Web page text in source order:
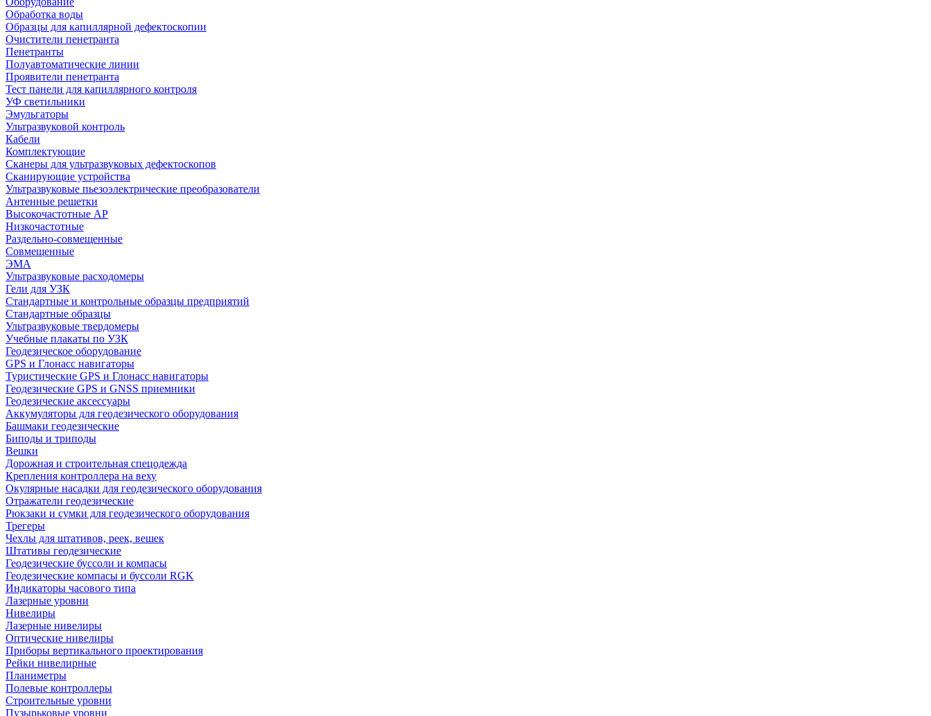
Обработка воды
Образцы для капиллярной дефектоскопии
Очистители пенетранта
Пенетранты
Полуавтоматические линии
Проявители пенетранта
Тест панели для капиллярного контроля
УФ светильники
Эмульгаторы
Ультразвуковой контроль
Кабели
Комплектующие
Сканеры для ультразвуковых дефектоскопов
Сканирующие устройства
Ультразвуковые пьезоэлектрические преобразователи
Антенные решетки
Высокочастотные АР
Низкочастотные
Раздельно-совмещенные
Совмещенные
ЭМА
Ультразвуковые расходомеры
Гели для УЗК
Стандартные и контрольные образцы предприятий
Стандартные образцы
Ультразвуковые твердомеры
Учебные плакаты по УЗК
Геодезическое оборудование
GPS и Глонасс навигаторы
Туристические GPS и Глонасс навигаторы
Геодезические GPS и GNSS приемники
Геодезические аксессуары
Аккумуляторы для геодезического оборудования
Башмаки геодезические
Биподы и триподы
Вешки
Дорожная и строительная спецодежда
Крепления контроллера на веху
Окулярные насадки для геодезического оборудования
Отражатели геодезические
Рюкзаки и сумки для геодезического оборудования
Трегеры
Чехлы для штативов, реек, вешек
Штативы геодезические
Геодезические буссоли и компасы
Геодезические компасы и буссоли RGK
Индикаторы часового типа
Лазерные уровни
Нивелиры
Лазерные нивелиры
Оптические нивелиры
Приборы вертикального проектирования
Рейки нивелирные
Планиметры
Полевые контроллеры
Строительные уровни
Пузырьковые уровни